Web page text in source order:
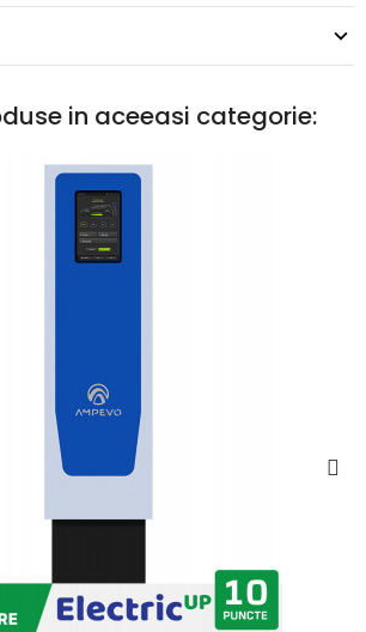
in aceeasi categorie: